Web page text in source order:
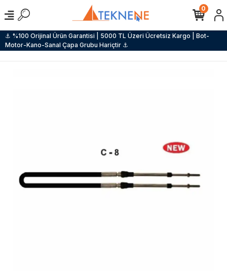
⚓ %100 Orijinal Ürün Garantisi | 5000 TL Üzeri Ücretsiz Kargo | Bot-
Motor-Kano-Sanal Çapa Grubu Hariçtir ⚓
0